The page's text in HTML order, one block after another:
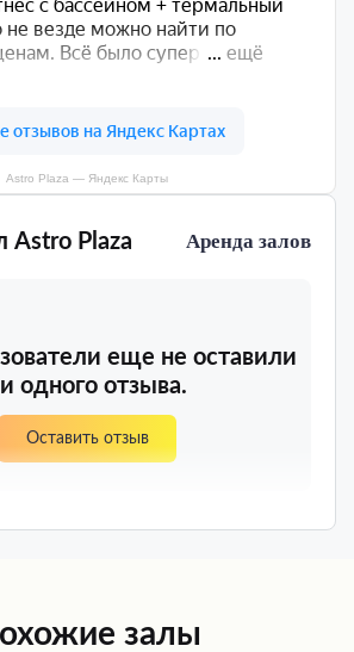
Astro Plaza Аренда залов
еще не оставили
одного отзыва.
Оставить отзыв
Astro Plaza — Яндекс Карты
залы